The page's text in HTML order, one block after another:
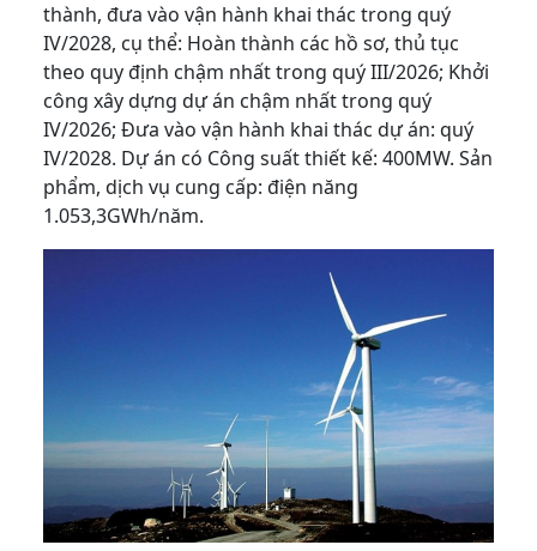
thành, đưa vào vận hành khai thác trong quý
IV/2028, cụ thể: Hoàn thành các hồ sơ, thủ tục
theo quy định chậm nhất trong quý III/2026; Khởi
công xây dựng dự án chậm nhất trong quý
IV/2026; Đưa vào vận hành khai thác dự án: quý
IV/2028. Dự án có Công suất thiết kế: 400MW. Sản
phẩm, dịch vụ cung cấp: điện năng
1.053,3GWh/năm.